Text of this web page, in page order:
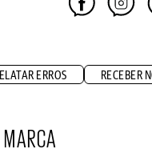
ERROS RECEBER